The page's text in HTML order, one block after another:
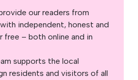
our readers from
independent, honest and
free – both online and in
supports the local
residents and visitors of all